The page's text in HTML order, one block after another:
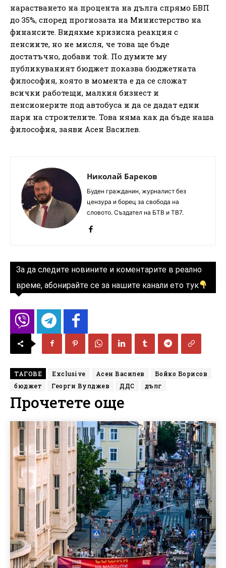
нарастването на процента на дълга спрямо БВП
до 35%, според прогнозата на Министерство на
финансите. Видяхме кризисна реакция с
пенсиите, но не мисля, че това ще бъде
достатъчно, добави той. По думите му
публикуваният бюджет показва бюджетната
философия, която в момента е да се сложат
всички работещи, малкия бизнест и
пенсионерите под автобуса и да се дадат едни
пари на строителите. Това няма как да бъде наша
философия, заяви Асен Василев.
Николай Бареков
Буден гражданин, журналист без
цензура и борец за свобода на
словото. Създател на БТВ и ТВ7.
За да следите новините и коментарите в реално
време, абонирайте се за нашите канали ето тук
ТАГОВЕ Exclusive Асен Василев
Бойко Борисов
бюджет
Георги Вулджев ДДС дълг
Прочетете още